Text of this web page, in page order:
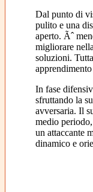
Dal punto di
pulito e una
aperto. Ãˆ
migliorare
soluzioni.
In fase
sfruttando la
avversaria. Il
medio
un attaccante
dinamico e